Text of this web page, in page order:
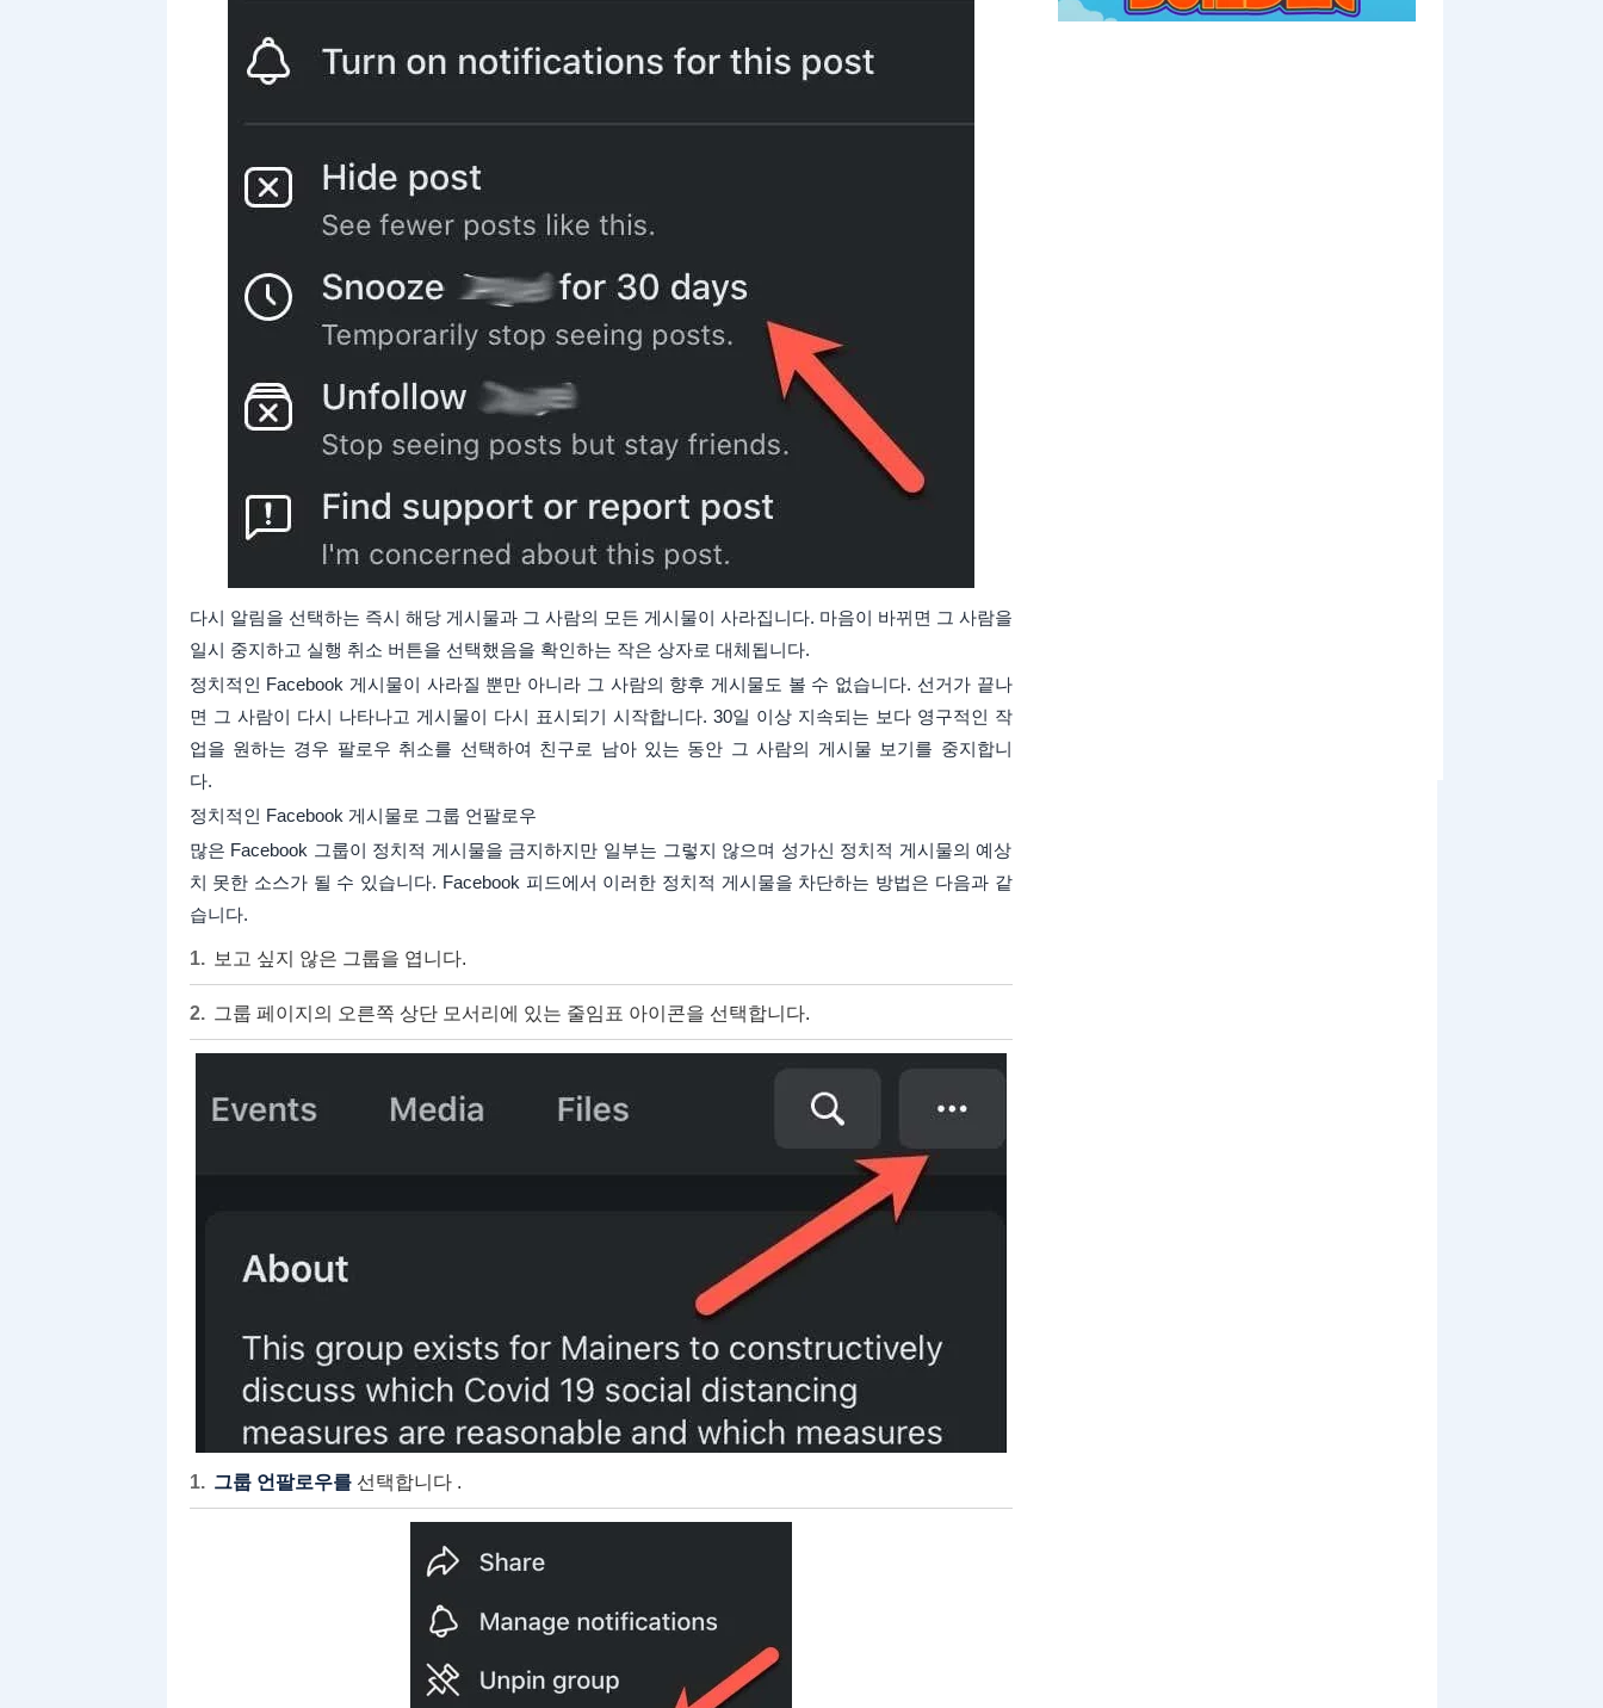
다시 알림을 선택하는 즉시 해당 게시물과 그 사람의 모든 게시물이 사라집니다. 마음이 바뀌면 그 사람을
일시 중지하고 실행 취소 버튼을 선택했음을 확인하는 작은 상자로 대체됩니다.
정치적인 Facebook 게시물이 사라질 뿐만 아니라 그 사람의 향후 게시물도 볼 수 없습니다. 선거가 끝나
면 그 사람이 다시 나타나고 게시물이 다시 표시되기 시작합니다. 30일 이상 지속되는 보다 영구적인 작
업을 원하는 경우 팔로우 취소를 선택하여 친구로 남아 있는 동안 그 사람의 게시물 보기를 중지합니
다.
정치적인 Facebook 게시물로 그룹 언팔로우
많은 Facebook 그룹이 정치적 게시물을 금지하지만 일부는 그렇지 않으며 성가신 정치적 게시물의 예상
치 못한 소스가 될 수 있습니다. Facebook 피드에서 이러한 정치적 게시물을 차단하는 방법은 다음과 같
습니다.
보고 싶지 않은 그룹을 엽니다.
그룹 페이지의 오른쪽 상단 모서리에 있는 줄임표 아이콘을 선택합니다.
그룹 언팔로우를선택합니다 .